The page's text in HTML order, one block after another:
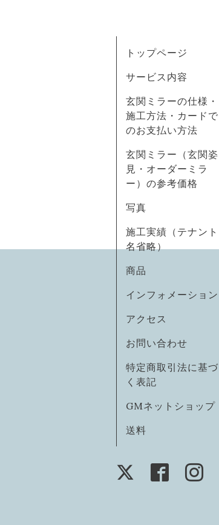
トップページ
サービス内容
玄関ミラーの仕様・
施工方法・カードで
のお支払い方法
玄関ミラー（玄関姿
見・オーダーミラ
ー）の参考価格
写真
施工実績（テナント
名省略）
商品
インフォメーション
アクセス
お問い合わせ
特定商取引法に基づ
く表記
GMネットショップ
送料